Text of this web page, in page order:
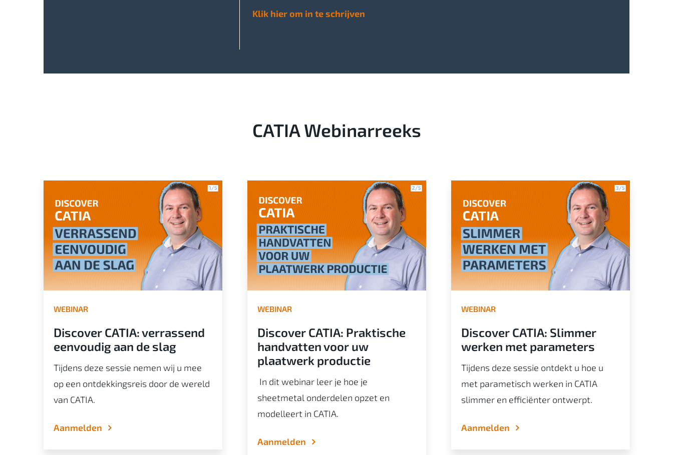
Klik hier om in te schrijven
CATIA Webinarreeks
WEBINAR
Discover CATIA: verrassend
eenvoudig aan de slag
Tijdens deze sessie nemen wij u mee
op een ontdekkingsreis door de wereld
van CATIA.
Aanmelden
WEBINAR
Discover CATIA: Praktische
handvatten voor uw
plaatwerk productie
In dit webinar leer je hoe je
sheetmetal onderdelen opzet en
modelleert in CATIA.
Aanmelden
WEBINAR
Discover CATIA: Slimmer
werken met parameters
Tijdens deze sessie ontdekt u hoe u
met parametisch werken in CATIA
slimmer en efficiënter ontwerpt.
Aanmelden